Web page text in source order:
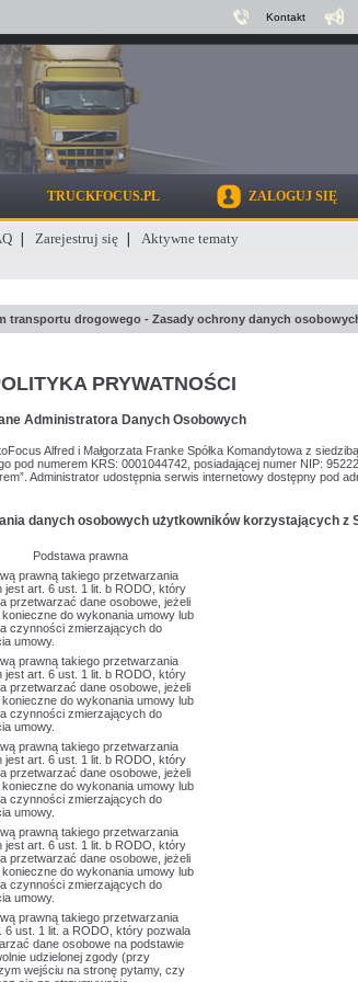
Kontakt
TRUCKFOCUS.PL ZALOGUJ SIĘ
Zarejestruj się Aktywne tematy
transportu drogowego - Zasady ochrony danych
PRYWATNOŚCI
Administratora Danych Osobowych
Alfred i Małgorzata Franke Spółka Komandytowa z
pod numerem KRS: 0001044742, posiadającej numer NIP:
Administrator udostępnia serwis internetowy dostępny pod
danych osobowych użytkowników korzystających z
Podstawa prawna
prawną takiego przetwarzania
jest art. 6 ust. 1 lit. b RODO, który
przetwarzać dane osobowe, jeżeli
konieczne do wykonania umowy lub
czynności zmierzających do
umowy.
prawną takiego przetwarzania
jest art. 6 ust. 1 lit. b RODO, który
przetwarzać dane osobowe, jeżeli
konieczne do wykonania umowy lub
czynności zmierzających do
umowy.
prawną takiego przetwarzania
jest art. 6 ust. 1 lit. b RODO, który
przetwarzać dane osobowe, jeżeli
konieczne do wykonania umowy lub
czynności zmierzających do
umowy.
prawną takiego przetwarzania
jest art. 6 ust. 1 lit. b RODO, który
przetwarzać dane osobowe, jeżeli
konieczne do wykonania umowy lub
czynności zmierzających do
umowy.
prawną takiego przetwarzania
6 ust. 1 lit. a RODO, który pozwala
dane osobowe na podstawie
udzielonej zgody (przy
wejściu na stronę pytamy, czy